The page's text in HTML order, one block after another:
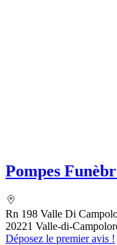
Pompes
Rn 198 Valle Di
20221 Valle-di-
Déposez le premier avis !